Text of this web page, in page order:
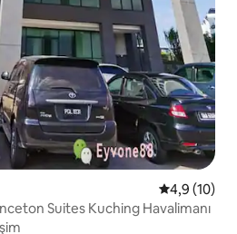
5 üzerinden
4,9 (10)
Suites Kuching Havalimanı